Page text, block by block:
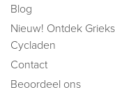
Blog
Nieuw! Ontdek
Cycladen
Contact
Beoordeel ons